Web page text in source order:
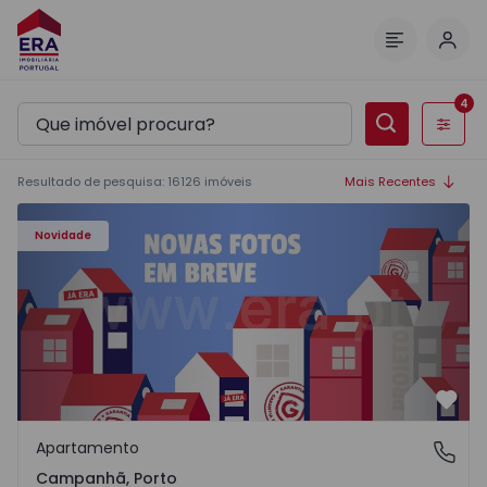
Filtros
4
Resultado de pesquisa: 16126 imóveis Mais Recentes
Novidade
Apartamento T3 Porto, Campanhã - 1575504 - 1
Campanhã, Porto
Apartamento
Campanhã, Porto